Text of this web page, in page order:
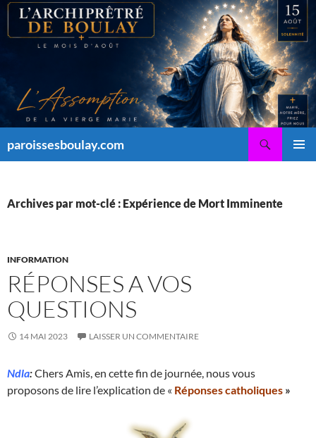
Aller
contenu
paroissesboulay.com
Archives par mot-clé : Expérience de Mort Imminente
INFORMATION
RÉPONSES A VOS
QUESTIONS
14 MAI 2023 LAISSER UN COMMENTAIRE
Ndla:Chers Amis, en cette fin de journée, nous vous
proposons de lire l’explication de « Réponses catholiques »